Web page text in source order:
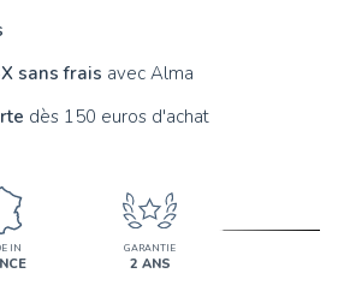
sans frais avec Alma
dès 150 euros d'achat
IN GARANTIE
2 ANS